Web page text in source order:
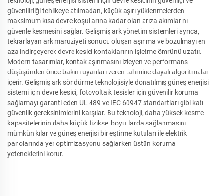
güvenilirliği tehlikeye atılmadan, küçük aşırı yüklenmelerden
maksimum kısa devre koşullarına kadar olan arıza akımlarını
güvenle kesmesini sağlar. Gelişmiş ark yönetim sistemleri ayrıca,
tekrarlayan ark maruziyeti sonucu oluşan aşınma ve bozulmayı en
aza indirgeyerek devre kesici kontaklarının işletme ömrünü uzatır.
Modern tasarımlar, kontak aşınmasını izleyen ve performans
düşüşünden önce bakım uyarıları veren tahmine dayalı algoritmalar
içerir. Gelişmiş ark söndürme teknolojisiyle donatılmış güneş enerjisi
sistemi için devre kesici, fotovoltaik tesisler için güvenilir koruma
sağlamayı garanti eden UL 489 ve IEC 60947 standartları gibi katı
güvenlik gereksinimlerini karşılar. Bu teknoloji, daha yüksek kesme
kapasitelerinin daha küçük fiziksel boyutlarda sağlanmasını
mümkün kılar ve güneş enerjisi birleştirme kutuları ile elektrik
panolarında yer optimizasyonu sağlarken üstün koruma
yeteneklerini korur.